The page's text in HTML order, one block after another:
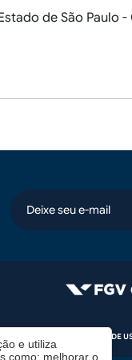
de São Paulo -
email
TERMOS DE
e utiliza
como: melhorar o